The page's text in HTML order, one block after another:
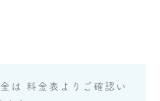
は 料金表よりご確認い